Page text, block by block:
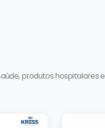
produtos hospitalares e